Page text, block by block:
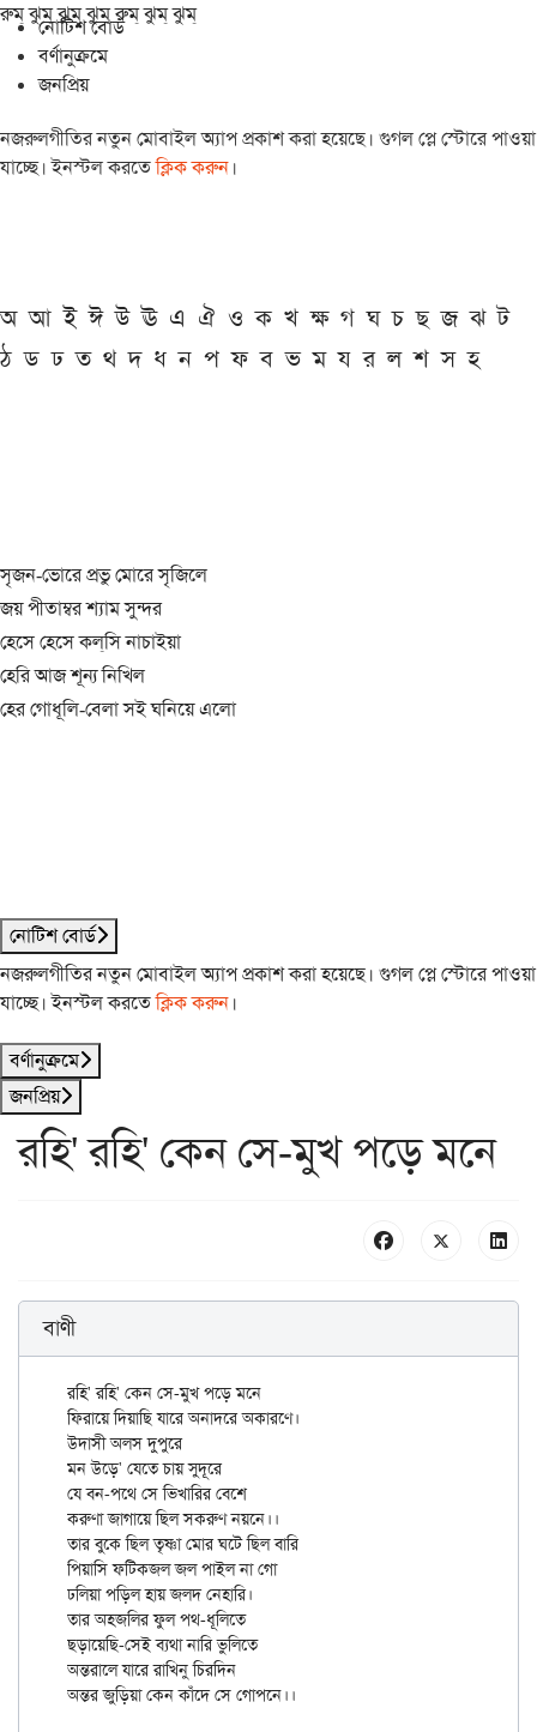
রুম্ ঝুম্ ঝুম্ ঝুম্ রুম্ ঝুম্ ঝুম্
নোটিশ বোর্ড
বর্ণানুক্রমে
জনপ্রিয়
নজরুলগীতির নতুন মোবাইল অ্যাপ প্রকাশ করা হয়েছে। গুগল প্লে স্টোরে পাওয়া
যাচ্ছে। ইনস্টল করতেক্লিক করুন।
অ আ ই ঈ উ ঊ এ ঐ ও ক খ ক্ষ গ ঘ চ ছ জ ঝ ট
ঠ ড ঢ ত থ দ ধ ন প ফ ব ভ ম য র ল শ স হ
সৃজন-ভোরে প্রভু মোরে সৃজিলে
জয় পীতাম্বর শ্যাম সুন্দর
হেসে হেসে কল্‌সি নাচাইয়া
হেরি আজ শূন্য নিখিল
হের গোধূলি-বেলা সই ঘনিয়ে এলো
নোটিশ বোর্ড
নজরুলগীতির নতুন মোবাইল অ্যাপ প্রকাশ করা হয়েছে। গুগল প্লে স্টোরে পাওয়া
যাচ্ছে। ইনস্টল করতেক্লিক করুন।
বর্ণানুক্রমে
জনপ্রিয়
রহি' রহি' কেন সে-মুখ পড়ে মনে
বাণী
রহি' রহি' কেন সে-মুখ পড়ে মনে
ফিরায়ে দিয়াছি যারে অনাদরে অকারণে।
উদাসী অলস দুপুরে
মন উড়ে' যেতে চায় সুদূরে
যে বন-পথে সে ভিখারির বেশে
করুণা জাগায়ে ছিল সকরুণ নয়নে।।
তার বুকে ছিল তৃষ্ণা মোর ঘটে ছিল বারি
পিয়াসি ফটিকজল জল পাইল না গো
ঢলিয়া পড়িল হায় জলদ নেহারি।
তার অহ্জলির ফুল পথ-ধূলিতে
ছড়ায়েছি-সেই ব্যথা নারি ভুলিতে
অন্তরালে যারে রাখিনু চিরদিন